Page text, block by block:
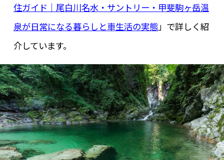
住ガイド｜尾白川名水・サントリー・甲斐駒ヶ岳温
泉が日常になる暮らしと車生活の実態」で詳しく紹
介しています。